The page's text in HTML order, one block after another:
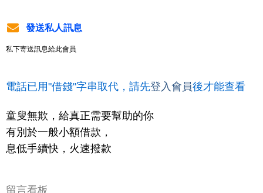
發送私人訊息
私下寄送訊息給此會員
電話已用"借錢"字串取代，請先登入會員後才能查看
童叟無欺，給真正需要幫助的你
有別於一般小額借款，
息低手續快，火速撥款
留言看板